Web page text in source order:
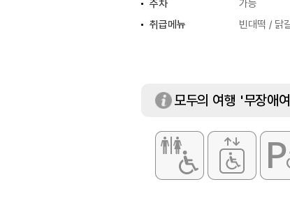
주차
가능
취급메뉴
빈대떡 / 닭
모두의 여행 '무장애